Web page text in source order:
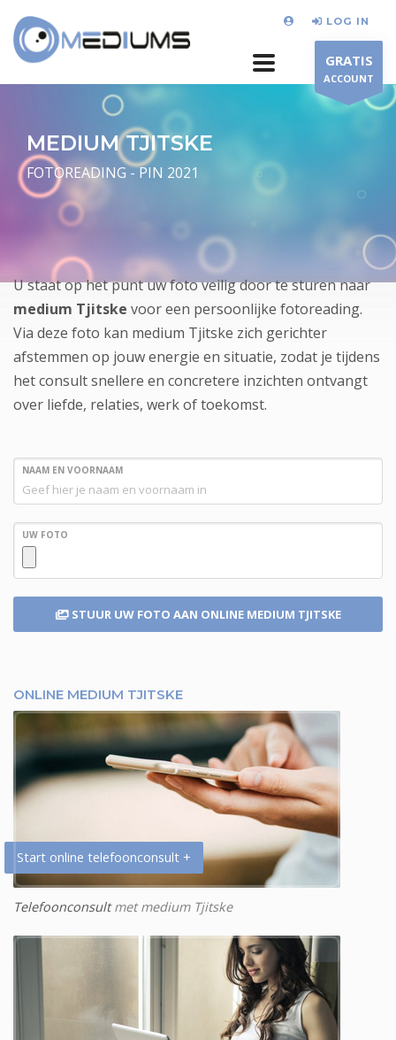
LOG IN
GRATIS
ACCOUNT
MEDIUM TJITSKE
FOTOREADING - PIN 2021
U staat op het punt uw foto veilig door te sturen naar
medium Tjitske voor een persoonlijke fotoreading.
Via deze foto kan medium Tjitske zich gerichter
afstemmen op jouw energie en situatie, zodat je tijdens
het consult snellere en concretere inzichten ontvangt
over liefde, relaties, werk of toekomst.
NAAM EN VOORNAAM
UW FOTO
STUUR UW FOTO AAN ONLINE MEDIUM TJITSKE
ONLINE MEDIUM TJITSKE
Start online telefoonconsult +
Telefoonconsultmet medium Tjitske